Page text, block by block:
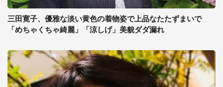
三田寛子、優雅な淡い黄色の着物姿で上品なたたずまいで
「めちゃくちゃ綺麗」「涼しげ」美貌ダダ漏れ